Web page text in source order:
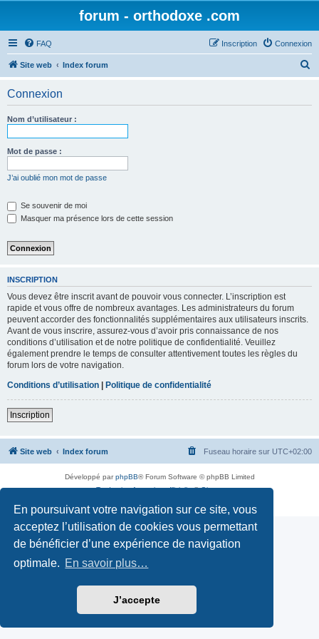
En poursuivant votre navigation sur ce site, vous
acceptez l’utilisation de cookies vous permettant
de bénéficier d’une expérience de navigation
optimale. En savoir plus…
J’accepte
forum - orthodoxe .com
FAQ Connexion
Inscription
Site web Index forum
Connexion
Nom d’utilisateur :
Mot de passe :
J’ai oublié mon mot de passe
Se souvenir de moi
Masquer ma présence lors de cette session
INSCRIPTION
Vous devez être inscrit avant de pouvoir vous connecter. L’inscription est
rapide et vous offre de nombreux avantages. Les administrateurs du forum
peuvent accorder des fonctionnalités supplémentaires aux utilisateurs inscrits.
Avant de vous inscrire, assurez-vous d’avoir pris connaissance de nos
conditions d’utilisation et de notre politique de confidentialité. Veuillez
également prendre le temps de consulter attentivement toutes les règles du
forum lors de votre navigation.
Conditions d’utilisation | Politique de confidentialité
Inscription
Site web Index forum Fuseau horaire sur UTC+02:00
Développé parphpBB® Forum Software © phpBB Limited
Traduction française officielle©Qiaeru